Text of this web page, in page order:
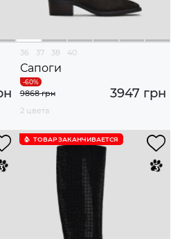
36 37 38 40
Сапоги
3947 грн
9868 грн
2 цвета
ТОВАР ЗАКАНЧИВАЕТСЯ